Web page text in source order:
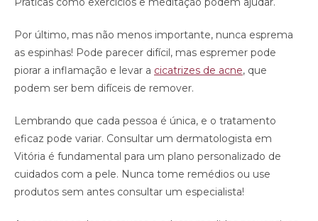
Por último, mas não menos importante, nunca esprema
as espinhas! Pode parecer difícil, mas espremer pode
piorar a inflamação e levar a cicatrizes de acne, que
podem ser bem difíceis de remover.
Lembrando que cada pessoa é única, e o tratamento
eficaz pode variar. Consultar um dermatologista em
Vitória é fundamental para um plano personalizado de
cuidados com a pele. Nunca tome remédios ou use
produtos sem antes consultar um especialista!